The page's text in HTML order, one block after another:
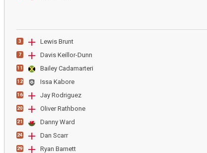
3 Lewis Brunt
7 Davis Keillor-Dunn
11 Bailey Cadamarteri
12 Issa Kabore
16 Jay Rodriguez
20 Oliver Rathbone
21 Danny Ward
24 Dan Scarr
29 Ryan Barnett